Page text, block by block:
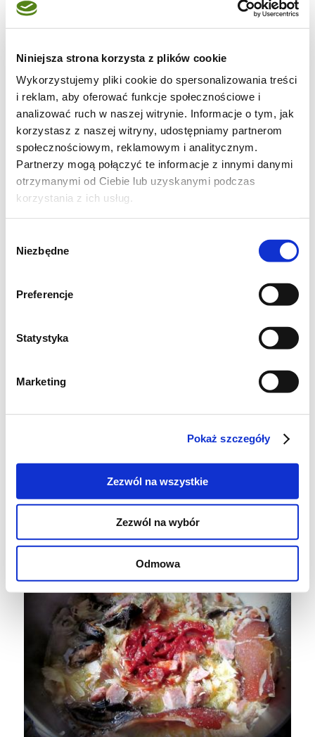
Niniejsza strona korzysta z plików cookie
Wykorzystujemy pliki cookie do spersonalizowania treści
i reklam, aby oferować funkcje społecznościowe i
analizować ruch w naszej witrynie. Informacje o tym, jak
korzystasz z naszej witryny, udostępniamy partnerom
społecznościowym, reklamowym i analitycznym.
Partnerzy mogą połączyć te informacje z innymi danymi
otrzymanymi od Ciebie lub uzyskanymi podczas
korzystania z ich usług.
zgody
Niezbędne
Preferencje
Statystyka
Marketing
Pokaż szczegóły
Zezwól na wszystkie
Zezwól na wybór
Odmowa
przykryj i gotuj na małym ogniu przez 2–3
godziny, od czasu do czasu mieszając. Bigos
obgotowania – smaki się przegryzają.